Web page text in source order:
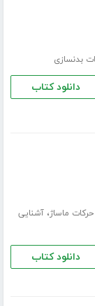
بدنسازی
دانلود کتاب
ماساژ،آشنایی
دانلود کتاب